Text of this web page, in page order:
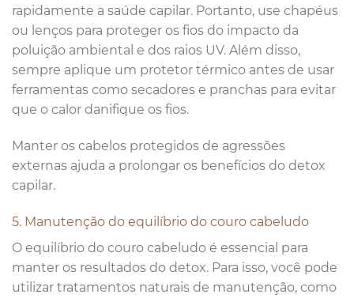
rapidamente a saúde capilar. Portanto, use chapéus
ou lenços para proteger os fios do impacto da
poluição ambiental e dos raios UV. Além disso,
sempre aplique um protetor térmico antes de usar
ferramentas como secadores e pranchas para evitar
que o calor danifique os fios.
Manter os cabelos protegidos de agressões
externas ajuda a prolongar os benefícios do detox
capilar.
5. Manutenção do equilíbrio do couro cabeludo
O equilíbrio do couro cabeludo é essencial para
manter os resultados do detox. Para isso, você pode
utilizar tratamentos naturais de manutenção, como